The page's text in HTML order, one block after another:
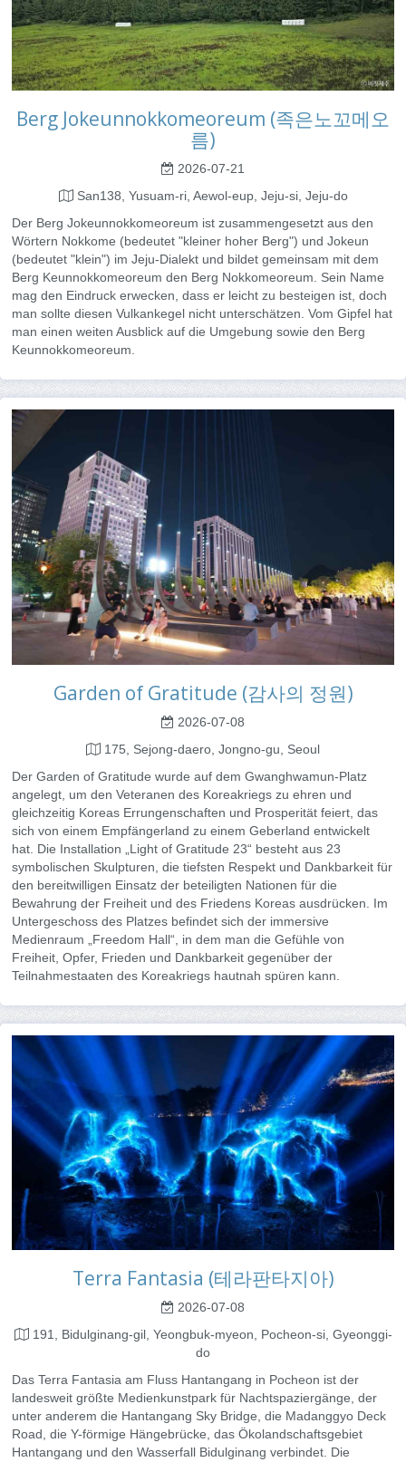
Berg Jokeunnokkomeoreum (족은노꼬메오
름)
2026-07-21
San138, Yusuam-ri, Aewol-eup, Jeju-si, Jeju-do
Der Berg Jokeunnokkomeoreum ist zusammengesetzt aus den
Wörtern Nokkome (bedeutet "kleiner hoher Berg") und Jokeun
(bedeutet "klein") im Jeju-Dialekt und bildet gemeinsam mit dem
Berg Keunnokkomeoreum den Berg Nokkomeoreum. Sein Name
mag den Eindruck erwecken, dass er leicht zu besteigen ist, doch
man sollte diesen Vulkankegel nicht unterschätzen. Vom Gipfel hat
man einen weiten Ausblick auf die Umgebung sowie den Berg
Keunnokkomeoreum.
Garden of Gratitude (감사의 정원)
2026-07-08
175, Sejong-daero, Jongno-gu, Seoul
Der Garden of Gratitude wurde auf dem Gwanghwamun-Platz
angelegt, um den Veteranen des Koreakriegs zu ehren und
gleichzeitig Koreas Errungenschaften und Prosperität feiert, das
sich von einem Empfängerland zu einem Geberland entwickelt
hat. Die Installation „Light of Gratitude 23“ besteht aus 23
symbolischen Skulpturen, die tiefsten Respekt und Dankbarkeit für
den bereitwilligen Einsatz der beteiligten Nationen für die
Bewahrung der Freiheit und des Friedens Koreas ausdrücken. Im
Untergeschoss des Platzes befindet sich der immersive
Medienraum „Freedom Hall“, in dem man die Gefühle von
Freiheit, Opfer, Frieden und Dankbarkeit gegenüber der
Teilnahmestaaten des Koreakriegs hautnah spüren kann.
Terra Fantasia (테라판타지아)
2026-07-08
191, Bidulginang-gil, Yeongbuk-myeon, Pocheon-si, Gyeonggi-
do
Das Terra Fantasia am Fluss Hantangang in Pocheon ist der
landesweit größte Medienkunstpark für Nachtspaziergänge, der
unter anderem die Hantangang Sky Bridge, die Madanggyo Deck
Road, die Y-förmige Hängebrücke, das Ökolandschaftsgebiet
Hantangang und den Wasserfall Bidulginang verbindet. Die